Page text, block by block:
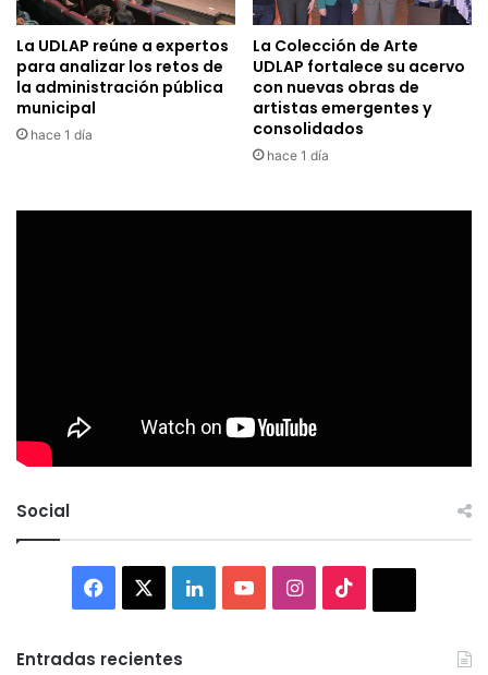
La UDLAP reúne a expertos
para analizar los retos de
la administración pública
municipal
hace 1 día
La Colección de Arte
UDLAP fortalece su acervo
con nuevas obras de
artistas emergentes y
consolidados
hace 1 día
Social
Facebook LinkedInYouTubeInstagram
Entradas recientes